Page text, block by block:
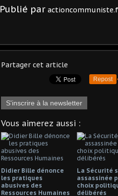
Publié par
Partager cet article
Repost
S'inscrire à la newsletter
Vous aimerez aussi :
Didier Bille dénonce
les pratiques
abusives des
Ressources Humaines
La Sécurité
assassinée
choix
délibérés